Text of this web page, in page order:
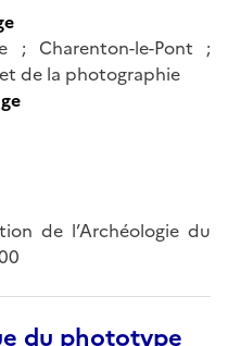
; Charenton-le-Pont ;
de la photographie
de l’Archéologie du
du phototype